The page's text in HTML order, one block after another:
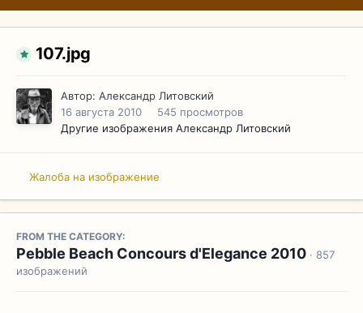
107.jpg
Автор: Александр Литовский
16 августа 2010
545 просмотров
Другие изображения Александр Литовский
Жалоба на изображение
FROM THE CATEGORY:
Pebble Beach Concours d'Elegance 2010 · 857
изображений